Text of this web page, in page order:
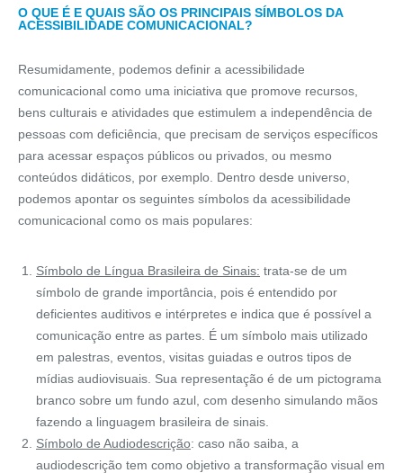
O QUE É E QUAIS SÃO OS PRINCIPAIS SÍMBOLOS DA
ACESSIBILIDADE COMUNICACIONAL?
Resumidamente, podemos definir a acessibilidade
comunicacional como uma iniciativa que promove recursos,
bens culturais e atividades que estimulem a independência de
pessoas com deficiência, que precisam de serviços específicos
para acessar espaços públicos ou privados, ou mesmo
conteúdos didáticos, por exemplo. Dentro desde universo,
podemos apontar os seguintes símbolos da acessibilidade
comunicacional como os mais populares:
Símbolo de Língua Brasileira de Sinais: trata-se de um
símbolo de grande importância, pois é entendido por
deficientes auditivos e intérpretes e indica que é possível a
comunicação entre as partes. É um símbolo mais utilizado
em palestras, eventos, visitas guiadas e outros tipos de
mídias audiovisuais. Sua representação é de um pictograma
branco sobre um fundo azul, com desenho simulando mãos
fazendo a linguagem brasileira de sinais.
Símbolo de Audiodescrição: caso não saiba, a
audiodescrição tem como objetivo a transformação visual em